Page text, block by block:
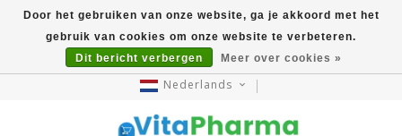
5% Korting Na Aanmelding Op Nieuwsbrief | Gratis
Verzending Vanaf €49 | Online Sinds 2007
Nederlands
Door het gebruiken van onze website, ga je akkoord met het
gebruik van cookies om onze website te verbeteren.
Dit bericht verbergen
Meer over cookies »